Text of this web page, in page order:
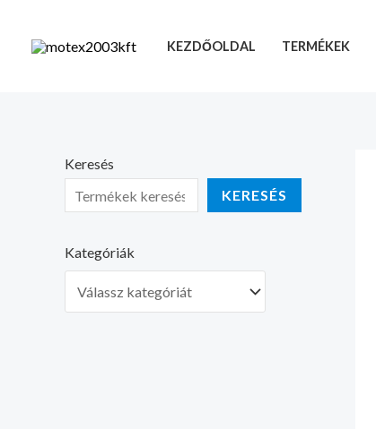
KEZDŐOLDAL TERMÉKEK
Keresés
KERESÉS
Kategóriák